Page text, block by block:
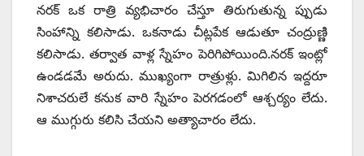
నరక్‌ ఒక రాత్రి వ్యభిచారం చేస్తూ తిరుగుతున్న ప్పుడు
సింహాన్ని కలిసాడు. ఒకనాడు చీట్లపేక ఆడుతూ చంద్రుణ్ణి
కలిసాడు. తర్వాత వాళ్ల స్నేహం పెరిగిపోయింది.నరక్‌ ఇంట్లో
ఉండడమే అరుదు. ముఖ్యంగా రాత్రుళ్లు. మిగిలిన ఇద్దరూ
నిశాచరులే కనుక వారి స్నేహం పెరగడంలో ఆశ్చర్యం లేదు.
ఆ ముగ్గురు కలిసి చేయని అత్యాచారం లేదు.